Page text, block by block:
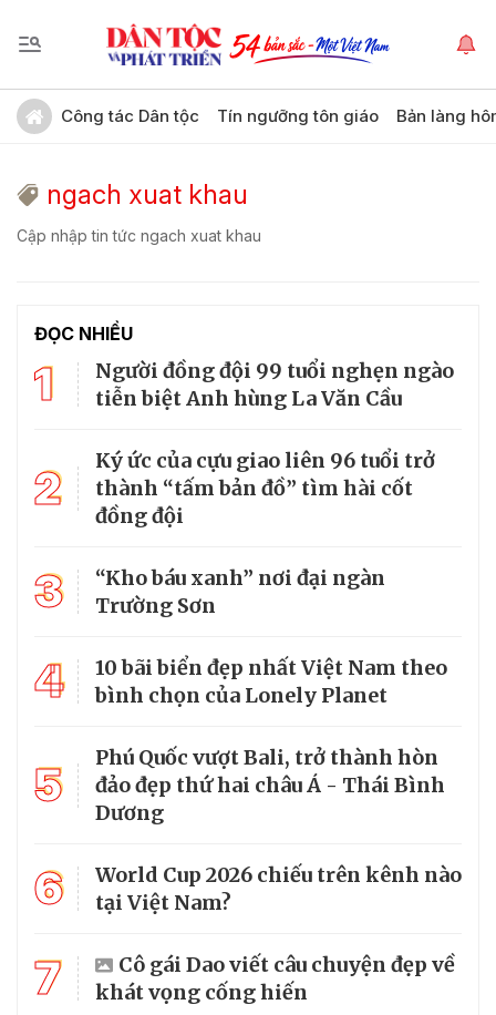
Công tác Dân tộc Tín ngưỡng tôn giáo Bản làng
ngach xuat khau
Cập nhập tin tức ngach xuat khau
ĐỌC NHIỀU
1
Người đồng đội 99 tuổi nghẹn ngào
tiễn biệt Anh hùng La Văn Cầu
2
Ký ức của cựu giao liên 96 tuổi trở
thành “tấm bản đồ” tìm hài cốt
đồng đội
3
“Kho báu xanh” nơi đại ngàn
Trường Sơn
4
10 bãi biển đẹp nhất Việt Nam theo
bình chọn của Lonely Planet
5
Phú Quốc vượt Bali, trở thành hòn
đảo đẹp thứ hai châu Á - Thái Bình
Dương
6
World Cup 2026 chiếu trên kênh nào
tại Việt Nam?
7
Cô gái Dao viết câu chuyện đẹp về
khát vọng cống hiến